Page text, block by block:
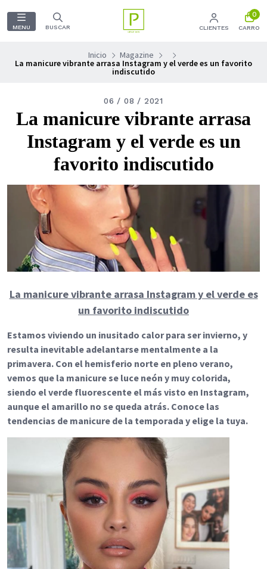
MENU BUSCAR CLIENTES
0
CARRO
Inicio Magazine
La manicure vibrante arrasa Instagram y el verde es un favorito
indiscutido
06 / 08 / 2021
La manicure vibrante arrasa
Instagram y el verde es un
favorito indiscutido
La manicure vibrante arrasa Instagram y el verde es
un favorito indiscutido
Estamos viviendo un inusitado calor para ser invierno, y
resulta inevitable adelantarse mentalmente a la
primavera. Con el hemisferio norte en pleno verano,
vemos que la manicure se luce neón y muy colorida,
siendo el verde fluorescente el más visto en Instagram,
aunque el amarillo no se queda atrás. Conoce las
tendencias de manicure de la temporada y elige la tuya.